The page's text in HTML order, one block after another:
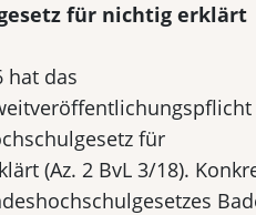
für nichtig erklärt
hat das
für
(Az. 2 BvL 3/18).